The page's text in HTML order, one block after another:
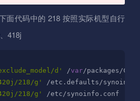
面代码中的 218 按照实际机型自行
418j
d' /var
218/g'
218/g'